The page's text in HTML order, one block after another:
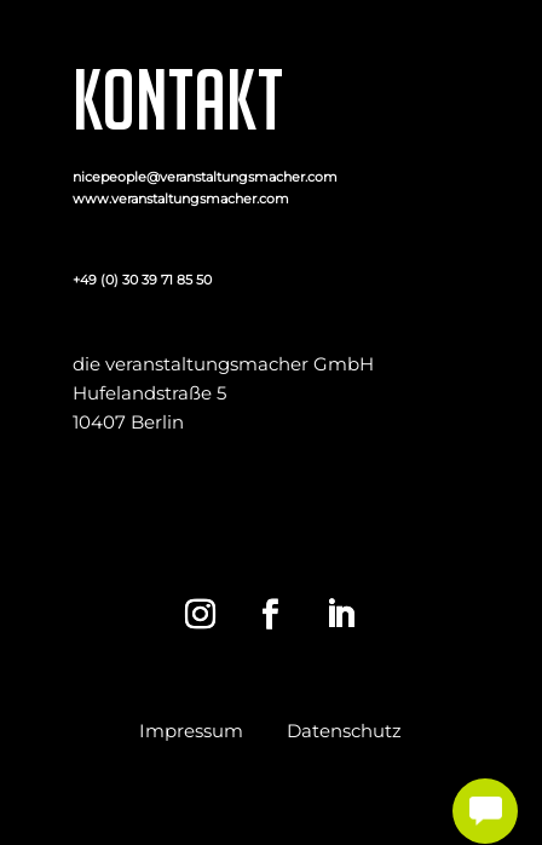
KONTAKT
nicepeople@veranstaltungsmacher.com
www.veranstaltungsmacher.com
+49 (0) 30 39 71 85 50
die veranstaltungsmacher GmbH
Hufelandstraße 5
10407 Berlin
Impressum Datenschutz